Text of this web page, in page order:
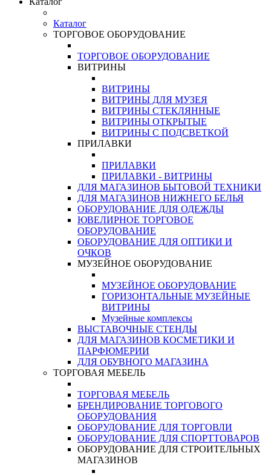
Каталог
ТОРГОВОЕ ОБОРУДОВАНИЕ
ТОРГОВОЕ ОБОРУДОВАНИЕ
ВИТРИНЫ
ВИТРИНЫ
ВИТРИНЫ ДЛЯ МУЗЕЯ
ВИТРИНЫ СТЕКЛЯННЫЕ
ВИТРИНЫ ОТКРЫТЫЕ
ВИТРИНЫ С ПОДСВЕТКОЙ
ПРИЛАВКИ
ПРИЛАВКИ
ПРИЛАВКИ - ВИТРИНЫ
ДЛЯ МАГАЗИНОВ БЫТОВОЙ ТЕХНИКИ
ДЛЯ МАГАЗИНОВ НИЖНЕГО БЕЛЬЯ
ОБОРУДОВАНИЕ ДЛЯ ОДЕЖДЫ
ЮВЕЛИРНОЕ ТОРГОВОЕ
ОБОРУДОВАНИЕ
ОБОРУДОВАНИЕ ДЛЯ ОПТИКИ И
ОЧКОВ
МУЗЕЙНОЕ ОБОРУДОВАНИЕ
МУЗЕЙНОЕ ОБОРУДОВАНИЕ
ГОРИЗОНТАЛЬНЫЕ МУЗЕЙНЫЕ
ВИТРИНЫ
Музейные комплексы
ВЫСТАВОЧНЫЕ СТЕНДЫ
ДЛЯ МАГАЗИНОВ КОСМЕТИКИ И
ПАРФЮМЕРИИ
ДЛЯ ОБУВНОГО МАГАЗИНА
ТОРГОВАЯ МЕБЕЛЬ
ТОРГОВАЯ МЕБЕЛЬ
БРЕНДИРОВАНИЕ ТОРГОВОГО
ОБОРУДОВАНИЯ
ОБОРУДОВАНИЕ ДЛЯ ТОРГОВЛИ
ОБОРУДОВАНИЕ ДЛЯ СПОРТТОВАРОВ
ОБОРУДОВАНИЕ ДЛЯ СТРОИТЕЛЬНЫХ
МАГАЗИНОВ